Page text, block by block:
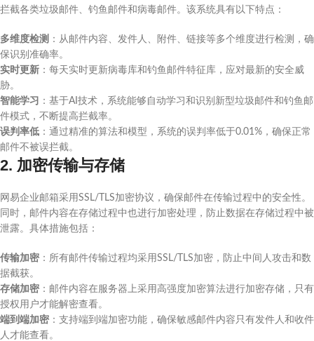
拦截各类垃圾邮件、钓鱼邮件和病毒邮件。该系统具有以下特点：
多维度检测 ：从邮件内容、发件人、附件、链接等多个维度进行检测，确
保识别准确率。
实时更新 ：每天实时更新病毒库和钓鱼邮件特征库，应对最新的安全威
胁。
智能学习
：基于AI技术，系统能够自动学习和识别新型垃圾邮件和钓鱼邮
件模式，不断提高拦截率。
误判率低 ：通过精准的算法和模型，系统的误判率低于0.01%，确保正常
邮件不被误拦截。
2. 加密传输与存储
网易企业邮箱采用SSL/TLS加密协议，确保邮件在传输过程中的安全性。
同时，邮件内容在存储过程中也进行加密处理，防止数据在存储过程中被
泄露。具体措施包括：
传输加密 ：所有邮件传输过程均采用SSL/TLS加密，防止中间人攻击和数
据截获。
存储加密 ：邮件内容在服务器上采用高强度加密算法进行加密存储，只有
授权用户才能解密查看。
端到端加密 ：支持端到端加密功能，确保敏感邮件内容只有发件人和收件
人才能查看。